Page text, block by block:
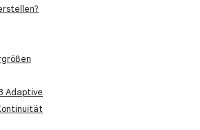
Adaptive